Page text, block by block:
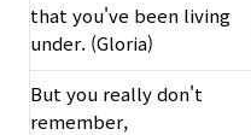
that you've been living
under. (Gloria)
But you really don't
remember,